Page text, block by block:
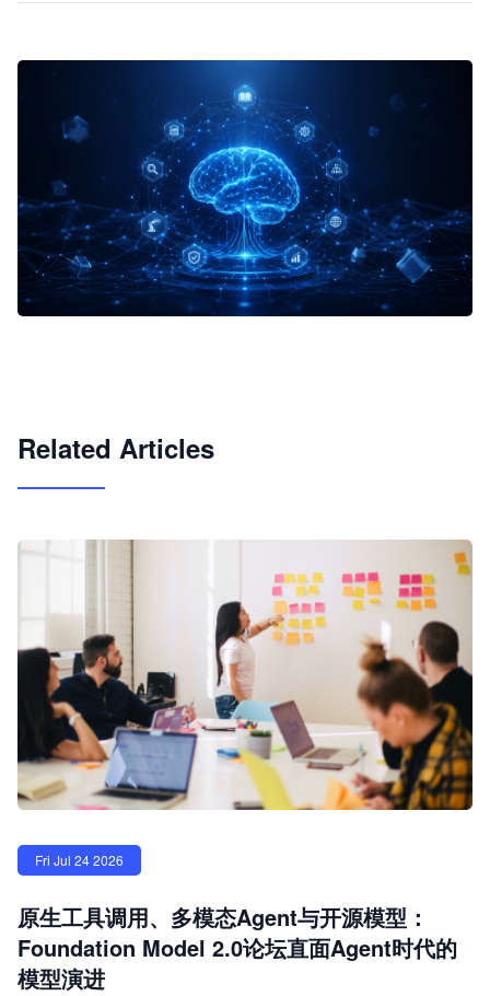
Related Articles
Fri Jul 24 2026
原生工具调用、多模态Agent与开源模型：
Foundation Model 2.0论坛直面Agent时代的
模型演进